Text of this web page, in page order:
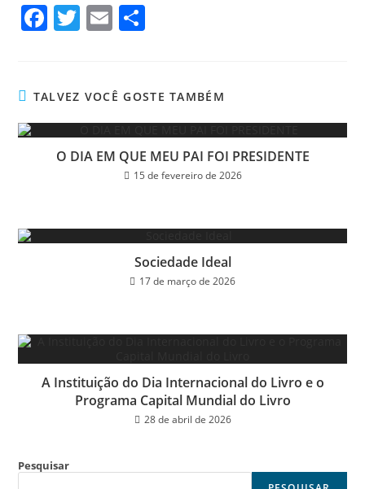
Fa
ok
T
er
E
TALVEZ VOCÊ GOSTE TAMBÉM
O DIA EM QUE MEU PAI FOI PRESIDENTE
15 de fevereiro de 2026
Sociedade Ideal
17 de março de 2026
A Instituição do Dia Internacional do Livro e o
Programa Capital Mundial do Livro
28 de abril de 2026
Pesquisar